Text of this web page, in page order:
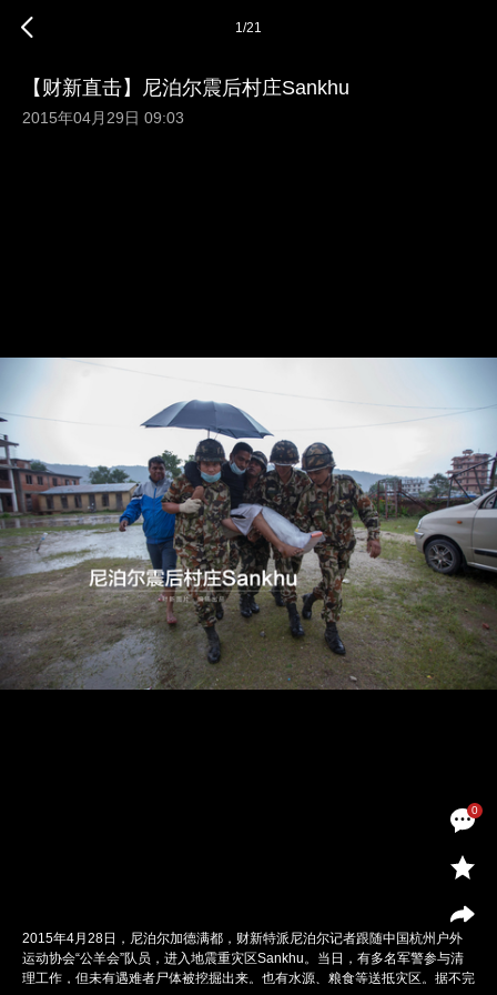
0
1/21
【财新直击】尼泊尔震后村庄Sankhu
2015年04月29日 09:03
2015年4月28日，尼泊尔加德满都，财新特派尼泊尔记者跟随中国杭州户外
运动协会“公羊会”队员，进入地震重灾区Sankhu。当日，有多名军警参与清
理工作，但未有遇难者尸体被挖掘出来。也有水源、粮食等送抵灾区。据不完